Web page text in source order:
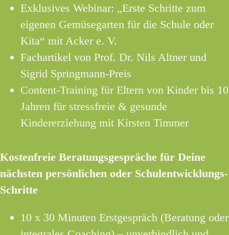
Exklusives Webinar: „Erste Schritte zum
eigenen Gemüsegarten für die Schule oder
Kita“ mit Acker e. V.
Fachartikel von Prof. Dr. Nils Altner und
Sigrid Springmann-Preis
Content-Training für Eltern von Kinder bis 10
Jahren für stressfreie & gesunde
Kindererziehung mit Kirsten Timmer
Kostenfreie Beratungsgespräche für Deine
nächsten persönlichen oder Schulentwicklungs-
Schritte
10 x 30 Minuten Erstgespräch (Beratung oder